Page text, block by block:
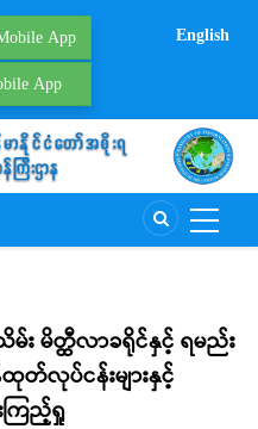
App
App
English
မ်း မိတ္ထီလာခရိုင်နှင့် ရမည်း
လုပ်ငန်းများနှင့်
ကြည့်ရှု